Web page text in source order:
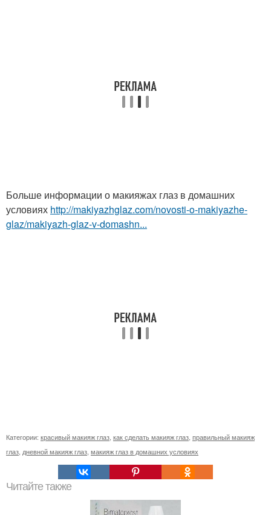
Больше информации о макияжах глаз в домашних
условиях http://makiyazhglaz.com/novosti-o-makiyazhe-
glaz/makiyazh-glaz-v-domashn...
Категории: красивый макияж глаз как сделать макияж глаз правильный макияж
глаз дневной макияж глаз макияж глаз в домашних условиях
Читайте также